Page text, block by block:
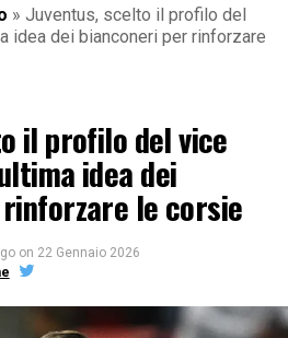
» Juventus, scelto il profilo del
idea dei bianconeri per rinforzare
il profilo del vice
idea dei
le corsie
on 22 Gennaio 2026